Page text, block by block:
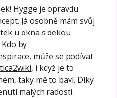
Hygge je opravdu
Já osobně mám svůj
u okna s dekou
Kdo by
může se podívat
, i když je to
taky mě to baví. Díky
malých radostí.